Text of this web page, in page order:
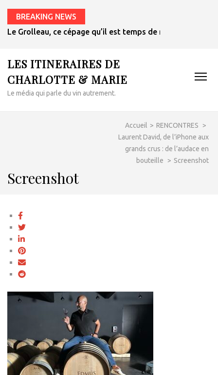
BREAKING NEWS
Le Grolleau, ce cépage qu’il est temps de redécouvrir
LES ITINERAIRES DE
CHARLOTTE & MARIE
Le média qui parle du vin autrement.
Accueil > RENCONTRES
>
Laurent David, de l’iPhone aux
grands crus : de l’audace en
bouteille
> Screenshot
Screenshot